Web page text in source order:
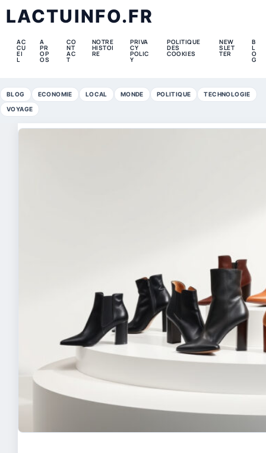
LACTUINFO.FR
AC
CU
EI
L
A
PR
OP
OS
CO
NT
AC
T
NOTRE
HISTOI
RE
PRIVA
CY
POLIC
Y
POLITIQUE
DES
COOKIES
NEW
SLET
TER
B
L
O
G
BLOG ECONOMIE LOCAL MONDE POLITIQUE TECHNOLOGIE
VOYAGE